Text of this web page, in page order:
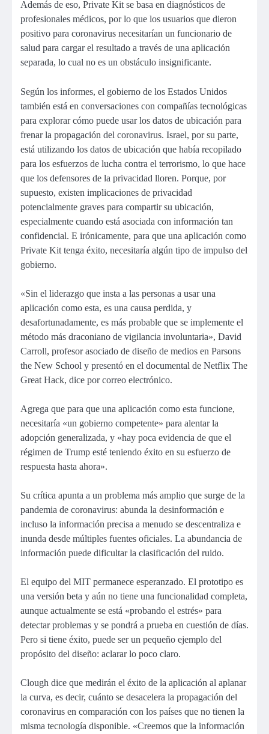
Además de eso, Private Kit se basa en diagnósticos de
profesionales médicos, por lo que los usuarios que dieron
positivo para coronavirus necesitarían un funcionario de
salud para cargar el resultado a través de una aplicación
separada, lo cual no es un obstáculo insignificante.
Según los informes, el gobierno de los Estados Unidos
también está en conversaciones con compañías tecnológicas
para explorar cómo puede usar los datos de ubicación para
frenar la propagación del coronavirus. Israel, por su parte,
está utilizando los datos de ubicación que había recopilado
para los esfuerzos de lucha contra el terrorismo, lo que hace
que los defensores de la privacidad lloren. Porque, por
supuesto, existen implicaciones de privacidad
potencialmente graves para compartir su ubicación,
especialmente cuando está asociada con información tan
confidencial. E irónicamente, para que una aplicación como
Private Kit tenga éxito, necesitaría algún tipo de impulso del
gobierno.
«Sin el liderazgo que insta a las personas a usar una
aplicación como esta, es una causa perdida, y
desafortunadamente, es más probable que se implemente el
método más draconiano de vigilancia involuntaria», David
Carroll, profesor asociado de diseño de medios en Parsons
the New School y presentó en el documental de Netflix The
Great Hack, dice por correo electrónico.
Agrega que para que una aplicación como esta funcione,
necesitaría «un gobierno competente» para alentar la
adopción generalizada, y «hay poca evidencia de que el
régimen de Trump esté teniendo éxito en su esfuerzo de
respuesta hasta ahora».
Su crítica apunta a un problema más amplio que surge de la
pandemia de coronavirus: abunda la desinformación e
incluso la información precisa a menudo se descentraliza e
inunda desde múltiples fuentes oficiales. La abundancia de
información puede dificultar la clasificación del ruido.
El equipo del MIT permanece esperanzado. El prototipo es
una versión beta y aún no tiene una funcionalidad completa,
aunque actualmente se está «probando el estrés» para
detectar problemas y se pondrá a prueba en cuestión de días.
Pero si tiene éxito, puede ser un pequeño ejemplo del
propósito del diseño: aclarar lo poco claro.
Clough dice que medirán el éxito de la aplicación al aplanar
la curva, es decir, cuánto se desacelera la propagación del
coronavirus en comparación con los países que no tienen la
misma tecnología disponible. «Creemos que la información